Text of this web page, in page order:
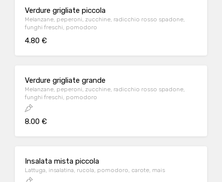
Verdure grigliate piccola
Melanzane, peperoni, zucchine, radicchio rosso spadone,
funghi freschi, pomodoro
4.80 €
Verdure grigliate grande
Melanzane, peperoni, zucchine, radicchio rosso spadone,
funghi freschi, pomodoro
8.00 €
Insalata mista piccola
Lattuga, insalatina, rucola, pomodoro, carote, mais